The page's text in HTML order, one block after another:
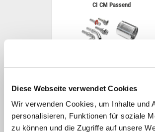
Diese Webseite verwendet Cookies
Wir verwenden Cookies, um Inhalte und
personalisieren, Funktionen für soziale
zu können und die Zugriffe auf unsere
CI CM Passend